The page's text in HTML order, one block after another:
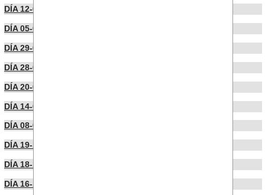
DÍA 12-02-2025
DÍA 05-02-2025
DÍA 29-01-2025
DÍA 28-01-2025
DÍA 20-01-2025
DÍA 14-01-2025
DÍA 08-01-2025
DÍA 19-12-2024
DÍA 18-12-2024
DÍA 16-12-2024